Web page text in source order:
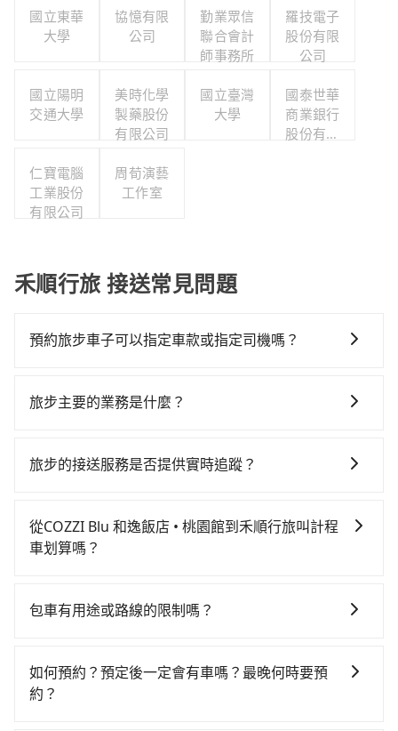
國立東華
大學
協憶有限
公司
勤業眾信
聯合會計
師事務所
羅技電子
股份有限
公司
國立陽明
交通大學
美時化學
製藥股份
有限公司
國立臺灣
大學
國泰世華
商業銀行
股份有限
仁寶電腦
工業股份
有限公司
周荀演藝
工作室
禾順行旅 接送常見問題
預約旅步車子可以指定車款或指定司機嗎？
款及司機服務。但如果您有特別需求，可透過電子郵件
旅步主要的業務是什麼？
務，依據旅客的需求來安排。旅客可立即在官網進行價
旅步的接送服務是否提供實時追蹤？
旅步的APP查看車輛的實時位置，確保能夠準時與司機
會合，享受更安心的接送服務。
從COZZI Blu 和逸飯店 • 桃園館到禾順行旅叫計程
車划算嗎？
灣大車隊、Uber、Line Taxi、Yoxi等，如果在路邊攔不
里程跳錶計算，價格約為985~1,200元間，若改選
tripool的專車服務可再更便宜。綜合以上，無論在價格
包車有用途或路線的限制嗎？
是全台灣任何地方，只要是長途交通且途中遵守台灣法
律，無論是清明掃墓、包車旅遊、參加喜宴/喪禮、就醫
如何預約？預定後一定會有車嗎？最晚何時要預
約？